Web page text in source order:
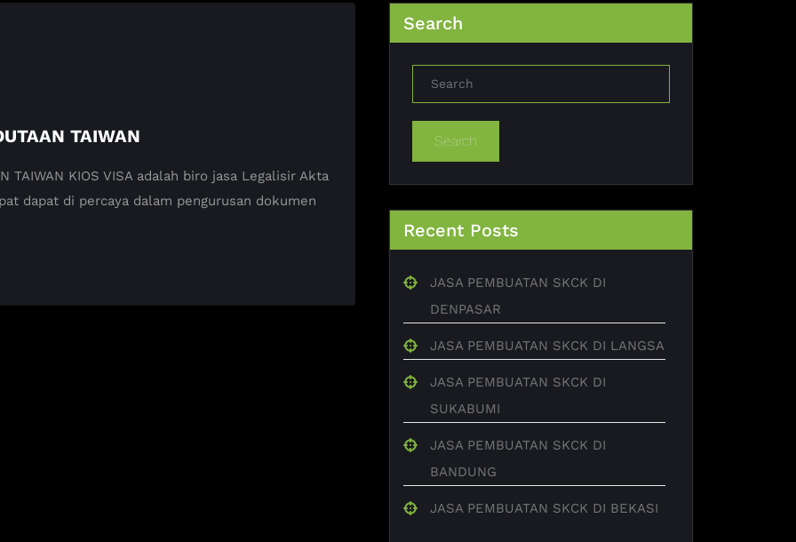
TAIWAN
TAIWAN KIOS VISA adalah biro jasa Legalisir Akta
dapat di percaya dalam pengurusan dokumen
Search
Search
Recent Posts
JASA PEMBUATAN SKCK DI
DENPASAR
JASA PEMBUATAN SKCK DI LANGSA
JASA PEMBUATAN SKCK DI
SUKABUMI
JASA PEMBUATAN SKCK DI
BANDUNG
JASA PEMBUATAN SKCK DI BEKASI